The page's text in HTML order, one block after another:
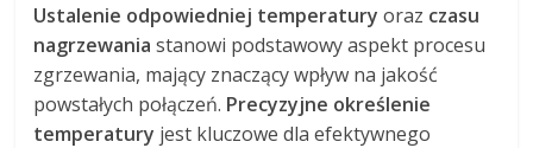
Ustalenie odpowiedniej temperatury oraz czasu
nagrzewania stanowi podstawowy aspekt procesu
zgrzewania, mający znaczący wpływ na jakość
powstałych połączeń. Precyzyjne określenie
temperatury jest kluczowe dla efektywnego